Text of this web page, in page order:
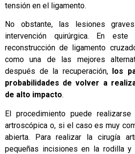
tensión en el ligamento.
No obstante, las lesiones
intervención quirúrgica. En
reconstrucción de ligamento
como una de las mejores
después de la recuperación,
los
probabilidades de volver a
de alto impacto.
El procedimiento puede
artroscópica o, si el caso es muy
abierta. Para realizar la cirugía
pequeñas incisiones en la rodilla y